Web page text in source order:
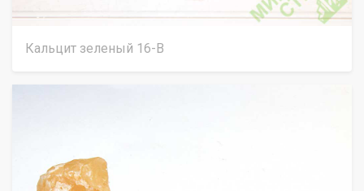
Кальцит зеленый 16-В